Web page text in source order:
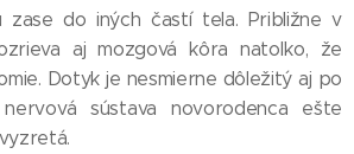
zase do iných častí tela. Približne v
aj mozgová kôra natoľko, že
Dotyk je nesmierne dôležitý aj po
sústava novorodenca ešte